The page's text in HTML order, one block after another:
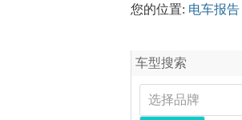
您的位置: 电车报告
车型搜索
选择品牌